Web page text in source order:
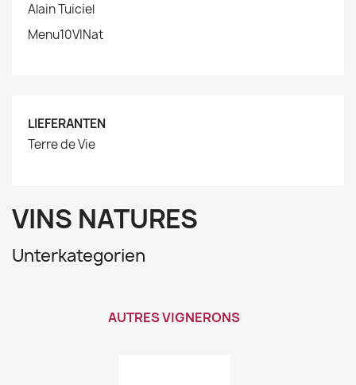
Alain Tuiciel
Menu10VINat
LIEFERANTEN
Terre de Vie
VINS NATURES
Unterkategorien
AUTRES VIGNERONS